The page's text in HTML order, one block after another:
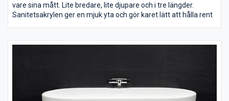
vare sina mått. Lite bredare, lite djupare och i tre längder.
Sanitetsakrylen ger en mjuk yta och gör karet lätt att hålla rent